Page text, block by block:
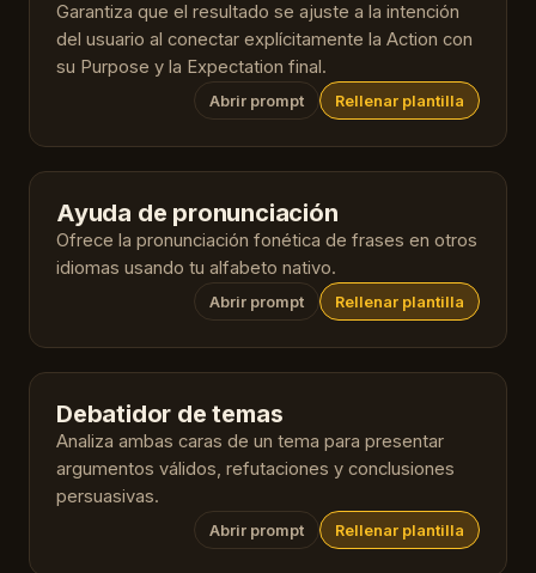
Garantiza que el resultado se ajuste a la intención
del usuario al conectar explícitamente la Action con
su Purpose y la Expectation final.
Abrir prompt Rellenar plantilla
Ayuda de pronunciación
Ofrece la pronunciación fonética de frases en otros
idiomas usando tu alfabeto nativo.
Abrir prompt Rellenar plantilla
Debatidor de temas
Analiza ambas caras de un tema para presentar
argumentos válidos, refutaciones y conclusiones
persuasivas.
Abrir prompt Rellenar plantilla